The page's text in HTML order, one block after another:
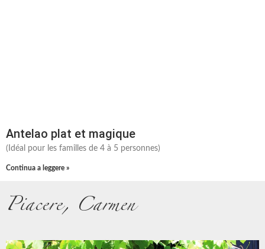
Antelao plat et magique
(Idéal pour les familles de 4 à 5 personnes)
Continua a leggere »
Piacere, Carmen